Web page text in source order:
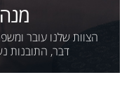
הצוות שלנו עובר
דבר, התובנות